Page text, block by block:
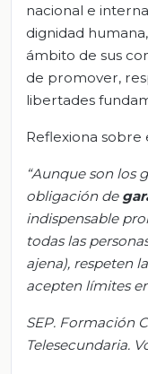
nacional e
dignidad
ámbito de sus
de promover,
libertades
Reflexiona sobre
“Aunque son los
obligación de
indispensable
todas las
ajena), respeten
acepten límites
SEP. Formación
Telesecundaria.